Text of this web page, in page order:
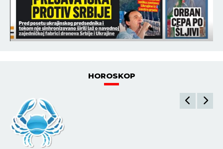
HOROSKOP